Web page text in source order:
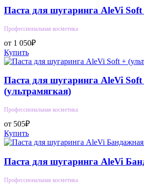
Паста для шугаринга AleVi
Профессиональная косметика
от 1 050₽
Купить
Паста для шугаринга AleVi Soft
(ультрамягкая)
Профессиональная косметика
от 505₽
Купить
Паста для шугаринга AleVi
Профессиональная косметика